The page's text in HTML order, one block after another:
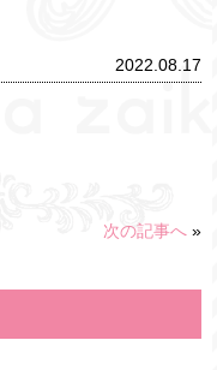
2022.08.17
次の記事へ»